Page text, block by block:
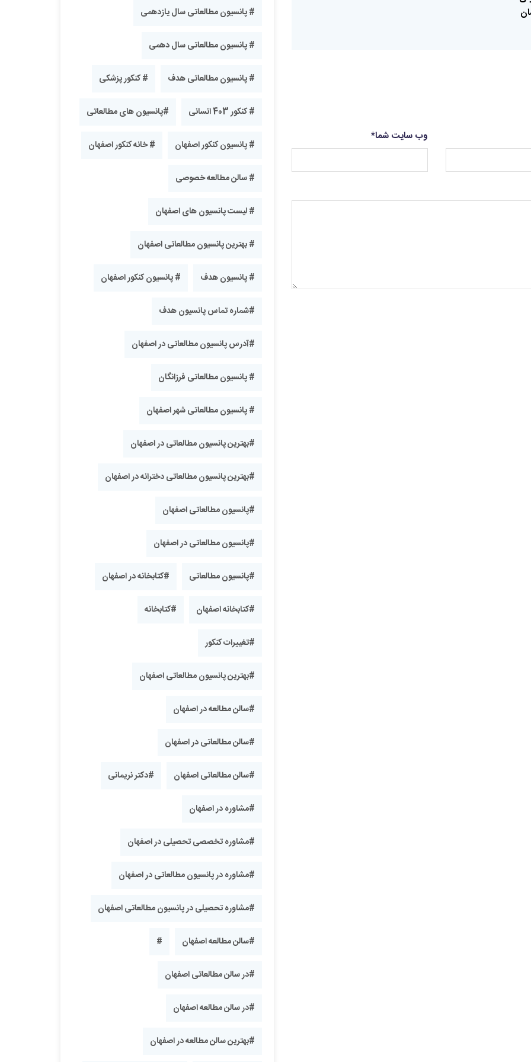
وب سایت شما*
# پانسیون مطالعاتی سال یازدهمی
# پانسیون مطالعاتی سال دهمی
# پانسیون مطالعاتی هدف # کنکور پزشکی
# کنکور 403 انسانی #پانسیون های مطالعاتی
# پانسیون کنکور اصفهان # خانه کنکور اصفهان
# سالن مطالعه خصوصی
# لیست پانسیون های اصفهان
# بهترین پانسیون مطالعاتی اصفهان
# پانسیون هدف # پانسیون کنکور اصفهان
#شماره تماس پانسیون هدف
#آدرس پانسیون مطالعاتی در اصفهان
# پانسیون مطالعاتی فرزانگان
# پانسیون مطالعاتی شهر اصفهان
#بهترین پانسیون مطالعاتی در اصفهان
#بهترین پانسیون مطالعاتی دخترانه در اصفهان
#پانسیون مطالعاتی اصفهان
#پانسیون مطالعاتی در اصفهان
#پانسیون مطالعاتی #کتابخانه در اصفهان
#کتابخانه اصفهان #کتابخانه
#تغییرات کنکور
#بهترین پانسیون مطالعاتی اصفهان
#سالن مطالعه در اصفهان
#سالن مطالعاتی در اصفهان
#سالن مطالعاتی اصفهان #دکتر نریمانی
#مشاوره در اصفهان
#مشاوره تخصصی تحصیلی در اصفهان
#مشاوره در پانسیون مطالعاتی در اصفهان
#مشاوره تحصیلی در پانسیون مطالعاتی اصفهان
#سالن مطالعه اصفهان #
#در سالن مطالعاتی اصفهان
#در سالن مطالعه اصفهان
#بهترین سالن مطالعه در اصفهان